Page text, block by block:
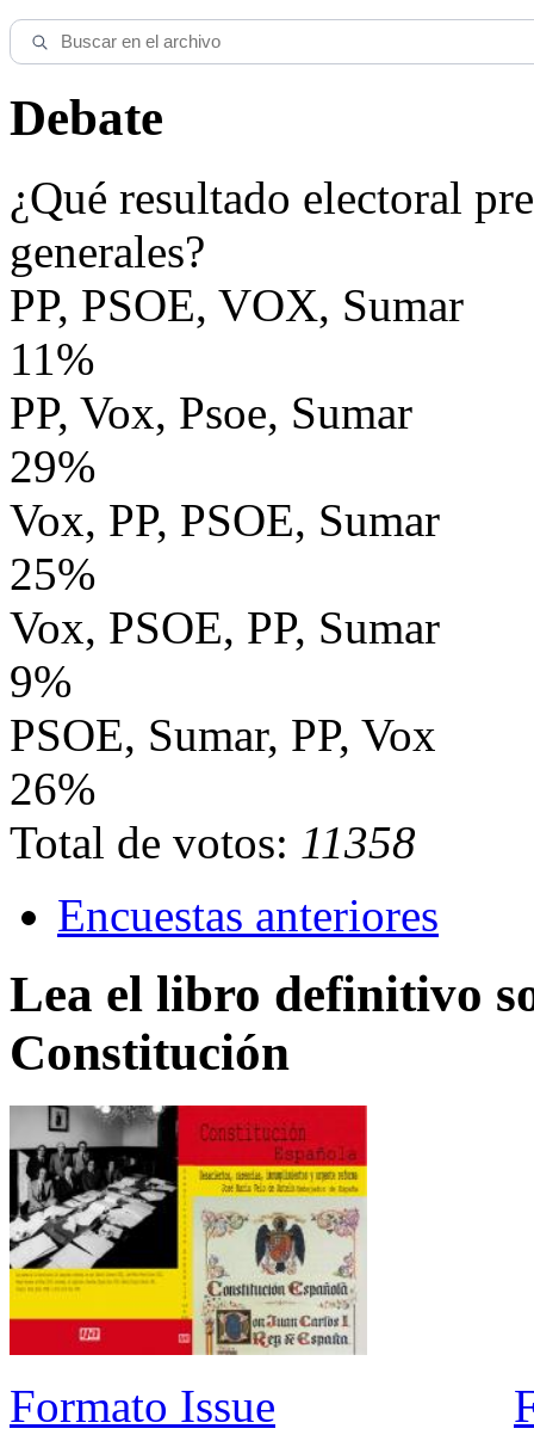
Debate
¿Qué resultado electoral
generales?
PP, PSOE, VOX, Sumar
11%
PP, Vox, Psoe, Sumar
29%
Vox, PP, PSOE, Sumar
25%
Vox, PSOE, PP, Sumar
9%
PSOE, Sumar, PP, Vox
26%
Total de votos: 11358
Encuestas anteriores
Lea el libro definitivo
Constitución
Formato Issue